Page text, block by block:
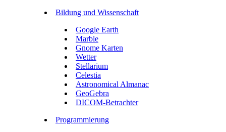
Bildung und Wissenschaft
Google Earth
Marble
Gnome Karten
Wetter
Stellarium
Celestia
Astronomical Almanac
GeoGebra
DICOM-Betrachter
Programmierung